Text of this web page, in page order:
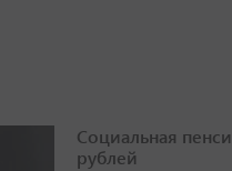
Социальная
рублей